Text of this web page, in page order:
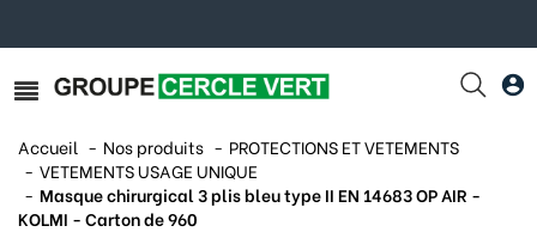
Accueil Nos produits
PROTECTIONS ET VETEMENTS
VETEMENTS USAGE UNIQUE
Masque chirurgical 3 plis bleu type II EN 14683 OP AIR -
KOLMI - Carton de 960